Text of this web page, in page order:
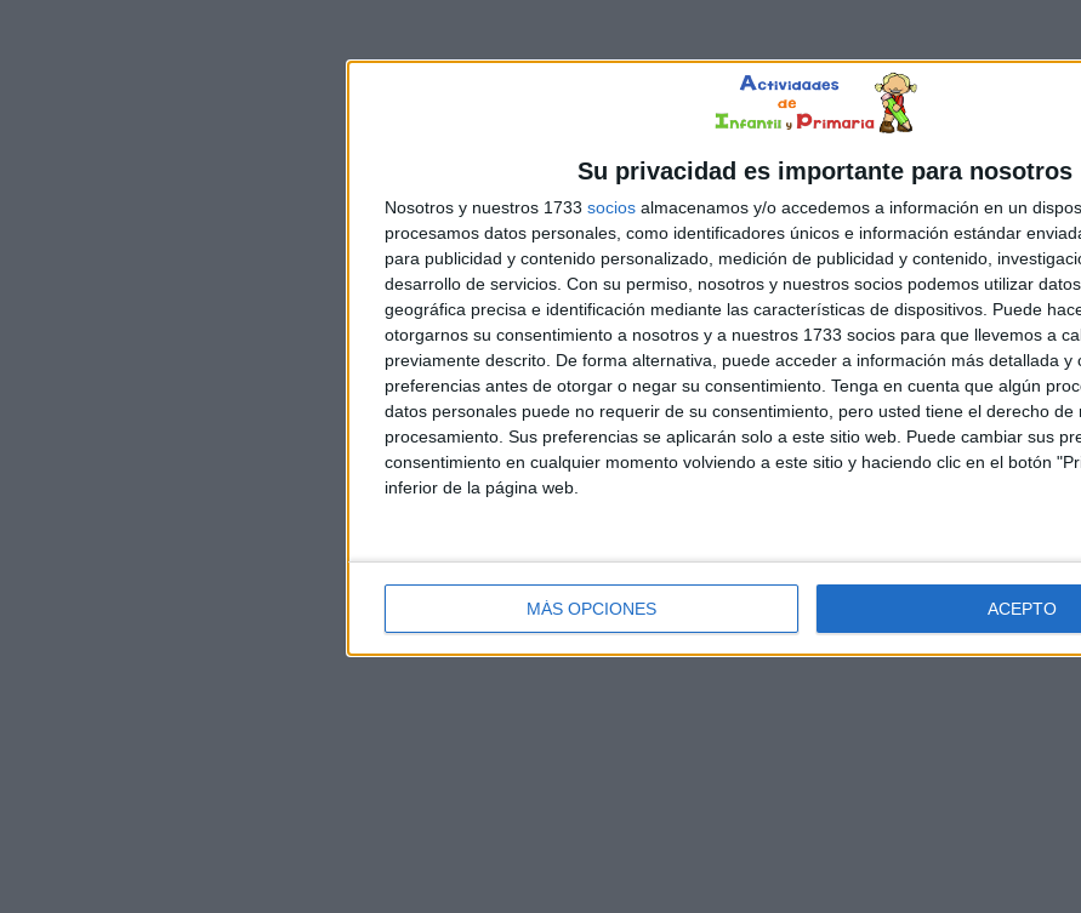
Su privacidad es importante para nosotros
Nosotros y nuestros 1733 socios almacenamos y/o accedemos a información en un
procesamos datos personales, como identificadores únicos e información estándar
para publicidad y contenido personalizado, medición de publicidad y contenido,
desarrollo de servicios. Con su permiso, nosotros y nuestros socios podemos utilizar
geográfica precisa e identificación mediante las características de dispositivos. Puede
otorgarnos su consentimiento a nosotros y a nuestros 1733 socios para que llevemos a
previamente descrito. De forma alternativa, puede acceder a información más detallada y
preferencias antes de otorgar o negar su consentimiento. Tenga en cuenta que algún
datos personales puede no requerir de su consentimiento, pero usted tiene el derecho de
procesamiento. Sus preferencias se aplicarán solo a este sitio web. Puede cambiar sus
consentimiento en cualquier momento volviendo a este sitio y haciendo clic en el botón
inferior de la página web.
MÁS OPCIONES ACEPTO